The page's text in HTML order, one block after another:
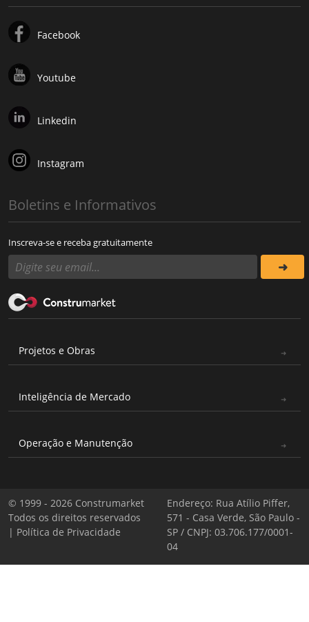
Facebook
Youtube
Linkedin
Instagram
Boletins e Informativos
Inscreva-se e receba gratuitamente
Projetos e Obras
Inteligência de Mercado
Operação e Manutenção
© 1999 - 2026 Construmarket
Todos os direitos reservados
| Política de Privacidade
Endereço: Rua Atílio Piffer,
571 - Casa Verde, São Paulo -
SP / CNPJ: 03.706.177/0001-
04